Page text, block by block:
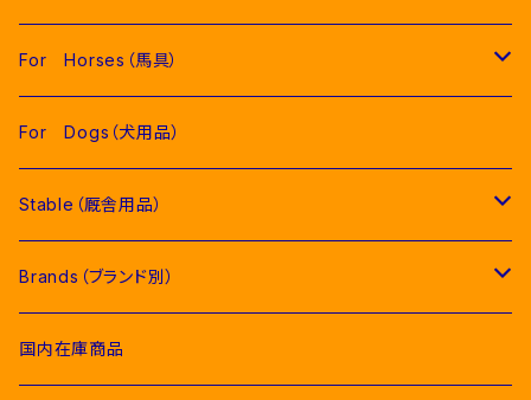
Men（男性用衣類）
Competition Jackets（競技用ジャケット）
Competition Shirts（競技用シャツ）
Women（女性用衣類）
Competition Jackets（競技用ジャケット）
Competition Shirts（競技用シャツ）
Young Riders（ジュニア用衣類）
Competition Jackets（競技用ジャケット）
Competition Shirts（競技用シャツ）
Socks & Ties（ソックス、ネクタイ類）
Socks（ソックス）
Raincoats（レインコート）
For Horses（馬具）
Pads（ゼッケン、パッド類）
Jumping Pads（障害馬術用ゼッケン）
Dressage Pads（馬場馬術用ゼッケン）
Fly Veils（イヤーネット類）
Bridles＆ Accesories （頭絡、手綱）
Bit（ハミ）
For Dogs（犬用品）
Stable（厩舎用品）
COMPETITION EQUIPMENT(競技会用品）
Stable Curtains（厩舎かけ）
Horse Care（お手入れ用品）
Brands（ブランド別）
Acavallo（アカバロ）
国内在庫商品